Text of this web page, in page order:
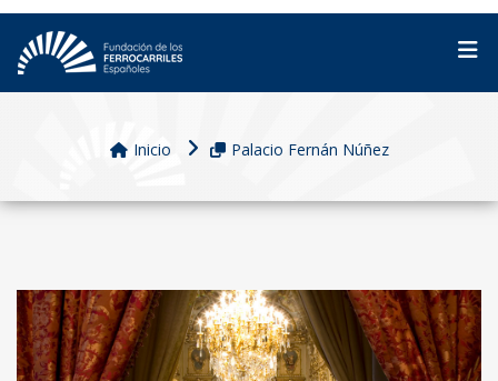
Inicio Palacio Fernán Núñez